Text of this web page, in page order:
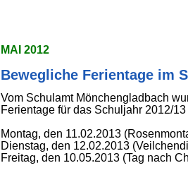
MAI 2012
Bewegliche Ferientage im
Vom Schulamt Mönchengladbach
Ferientage für das Schuljahr 2012/
Montag, den 11.02.2013
Dienstag, den 12.02.2013
Freitag, den 10.05.2013 (Tag nach